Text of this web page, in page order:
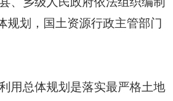
规划，国土资源行政主管部门
总体规划是落实最严格土地